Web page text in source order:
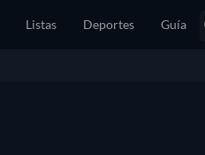
Listas Deportes Guía